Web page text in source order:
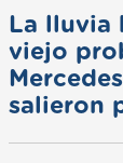
La lluvia
viejo
salieron